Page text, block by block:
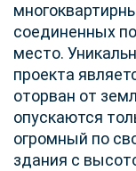
соединенных
место.
проекта
оторван от
опускаются
огромный по
здания с